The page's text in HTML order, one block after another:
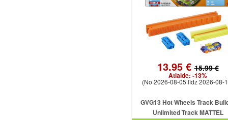
13.95 €15.99 €
Atlaide: -13%
(No 2026-08-05 līdz 2026-08-
GVG13 Hot Wheels Track
Unlimited Track MATTEL